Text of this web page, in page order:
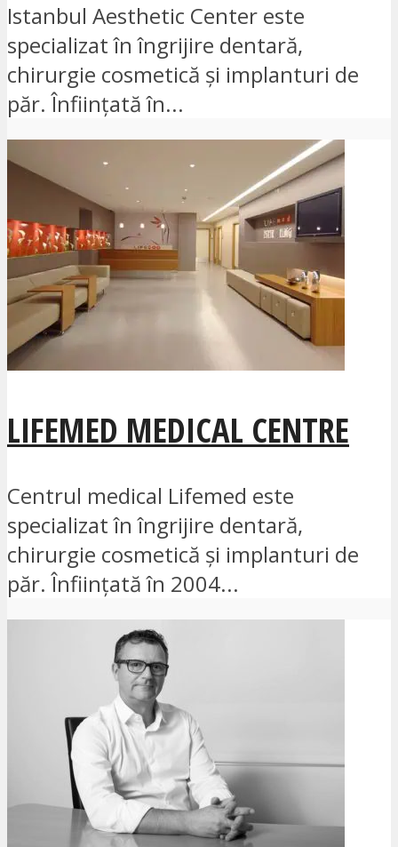
Istanbul Aesthetic Center este
specializat în îngrijire dentară,
chirurgie cosmetică și implanturi de
păr. Înființată în...
LIFEMED MEDICAL CENTRE
Centrul medical Lifemed este
specializat în îngrijire dentară,
chirurgie cosmetică și implanturi de
păr. Înființată în 2004...